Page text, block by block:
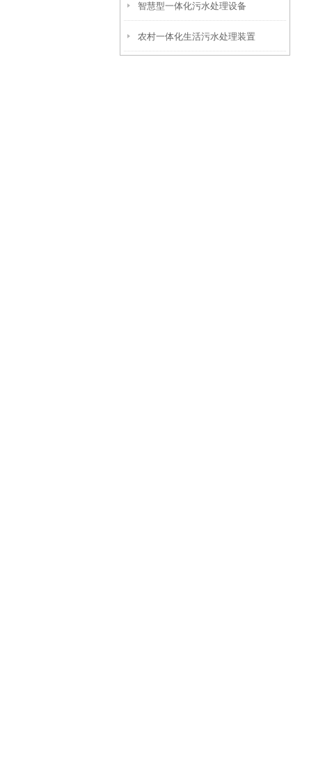
智慧型一体化污水处理设备
农村一体化生活污水处理装置